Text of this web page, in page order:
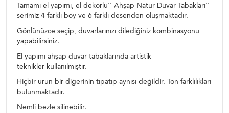
Tamamı el yapımı, el dekorlu'' Ahşap Natur Duvar Tabakları''
serimiz 4 farklı boy ve 6 farklı desenden oluşmaktadır.
Gönlünüzce seçip, duvarlarınızı dilediğiniz kombinasyonu
yapabilirsiniz.
El yapımı ahşap duvar tabaklarında artistik
teknikler kullanılmıştır.
Hiçbir ürün bir diğerinin tıpatıp aynısı değildir. Ton farklılıkları
bulunmaktadır.
Nemli bezle silinebilir.